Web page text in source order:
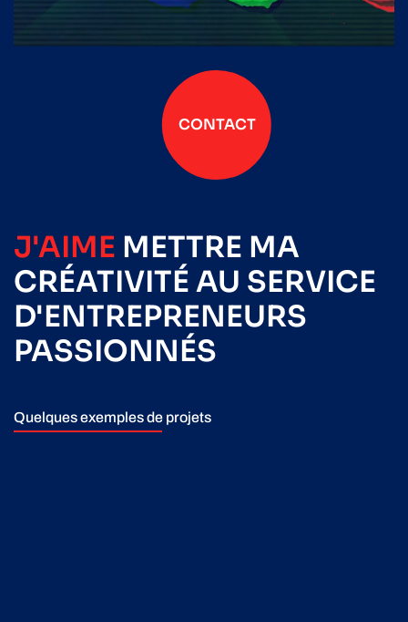
CONTACT
J'AIME METTRE MA
CRÉATIVITÉ AU SERVICE
D'ENTREPRENEURS
PASSIONNÉS
Quelques exemples de projets